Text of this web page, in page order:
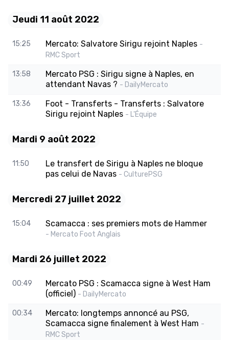
Jeudi 11 août 2022
15:25 Mercato: Salvatore Sirigu rejoint Naples -
RMC Sport
13:58
Mercato PSG : Sirigu signe à Naples, en
attendant Navas ? - DailyMercato
13:36
Foot - Transferts - Transferts : Salvatore
Sirigu rejoint Naples - L'Équipe
Mardi 9 août 2022
11:50
Le transfert de Sirigu à Naples ne bloque
pas celui de Navas - CulturePSG
Mercredi 27 juillet 2022
15:04 Scamacca : ses premiers mots de Hammer
- Mercato Foot Anglais
Mardi 26 juillet 2022
00:49
Mercato PSG : Scamacca signe à West Ham
(officiel) - DailyMercato
00:34
Mercato: longtemps annoncé au PSG,
Scamacca signe finalement à West Ham -
RMC Sport